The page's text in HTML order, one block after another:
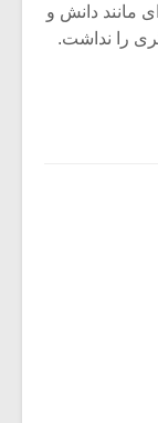
مانند دانش و
را نداشت.